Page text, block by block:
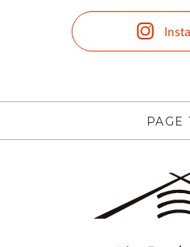
PAGE